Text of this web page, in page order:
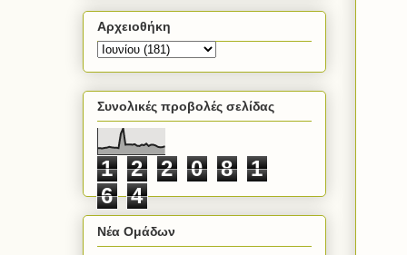
Αρχειοθήκη
Συνολικές προβολές σελίδας
1 2 2 0 8
1
6
4
Νέα Ομάδων